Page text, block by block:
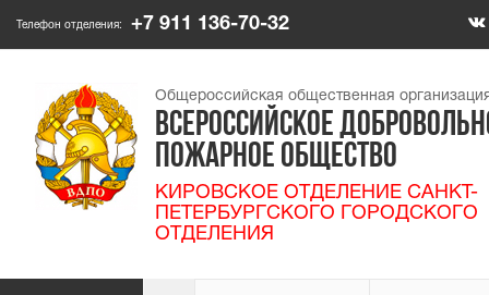
Телефон отделения: +7 911 136-70-32
Общероссийская общественная
ВСЕРОССИЙСКОЕ
ПОЖАРНОЕ ОБЩЕСТВО
КИРОВСКОЕ ОТДЕЛЕНИЕ САНКТ-
ПЕТЕРБУРГСКОГО ГОРОДСКОГО
ОТДЕЛЕНИЯ